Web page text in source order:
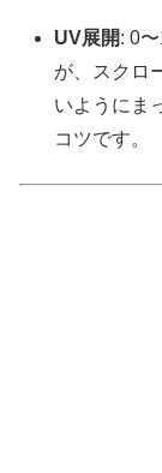
UV展開: 0
が、スクロ
いようにま
コツです。